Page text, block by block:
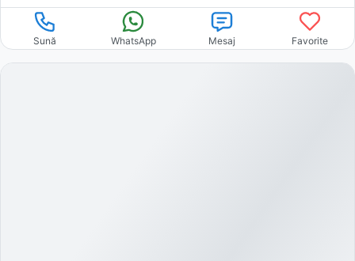
Sună WhatsApp Mesaj Favorite